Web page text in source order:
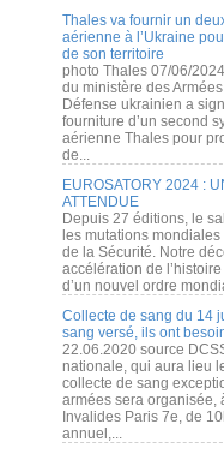
Thales va fournir un
aérienne à l’Ukraine
de son territoire
photo Thales 07/06/
du ministère des
Défense ukrainien a
fourniture d’un second
aérienne Thales pour
de...
EUROSATORY 2024 :
ATTENDUE
Depuis 27 éditions, le
les mutations
de la Sécurité. Notre
accélération de
d’un nouvel ordre
Collecte de sang du 14
sang versé, ils ont
22.06.2020 source
nationale, qui aura lieu
collecte de sang
armées sera organisée,
Invalides Paris 7e, de
annuel,...